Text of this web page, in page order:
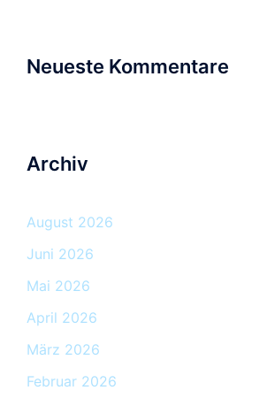
Neueste Kommentare
Archiv
August 2026
Juni 2026
Mai 2026
April 2026
März 2026
Februar 2026